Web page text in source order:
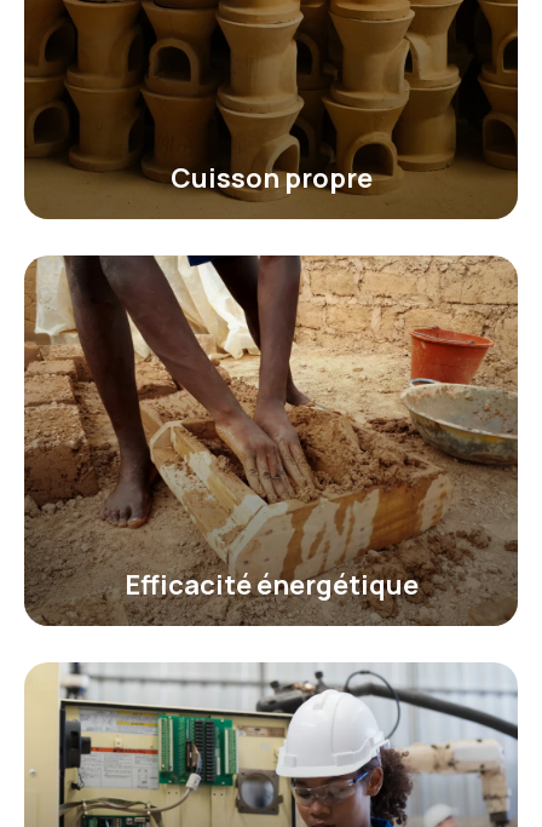
Cuisson propre
Efficacité énergétique